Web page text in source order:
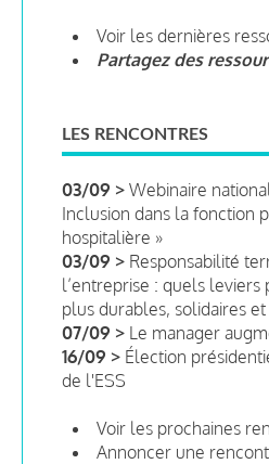
Voir les dernières
Partagez des
LES RENCONTRES
03/09 > Webinaire
Inclusion dans la fonction
hospitalière »
03/09 > Responsabilité
l’entreprise : quels
plus durables, solidaires et
07/09 > Le manager
16/09 > Élection
de l'ESS
Voir les prochaines
Annoncer une